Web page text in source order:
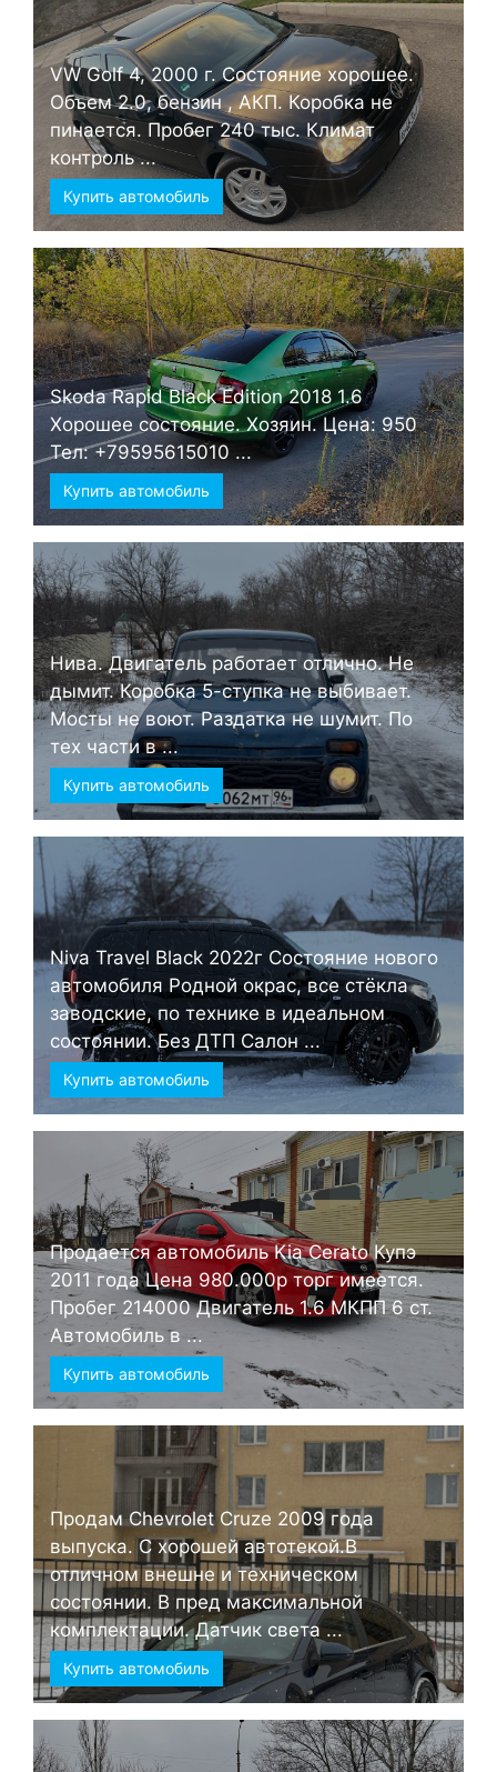
VW Golf 4, 2000 г. Состояние хорошее.
Объем 2.0, бензин , АКП. Коробка не
пинается. Пробег 240 тыс. Климат
контроль ...
Купить автомобиль
Skoda Rapid Black Edition 2018 1.6
Хорошее состояние. Хозяин. Цена: 950
Тел: +79595615010 ...
Купить автомобиль
Нива. Двигатель работает отлично. Не
дымит. Коробка 5-ступка не выбивает.
Мосты не воют. Раздатка не шумит. По
тех части в ...
Купить автомобиль
Niva Travel Black 2022г Состояние нового
автомобиля Родной окрас, все стёкла
заводские, по технике в идеальном
состоянии. Без ДТП Салон ...
Купить автомобиль
Продается автомобиль Kia Cerato Купэ
2011 года Цена 980.000р торг имеется.
Пробег 214000 Двигатель 1.6 МКПП 6 ст.
Автомобиль в ...
Купить автомобиль
Продам Chevrolet Cruze 2009 года
выпуска. С хорошей автотекой.В
отличном внешне и техническом
состоянии. В пред максимальной
комплектации. Датчик света ...
Купить автомобиль